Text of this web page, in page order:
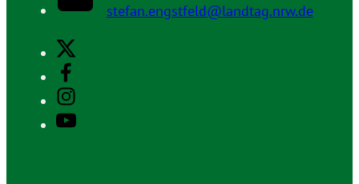
stefan.engstfeld@landtag.nrw.de